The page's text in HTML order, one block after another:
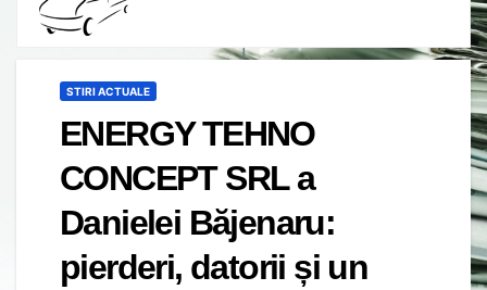
STIRI ACTUALE
ENERGY TEHNO
CONCEPT SRL a
Danielei Băjenaru:
pierderi, datorii și un